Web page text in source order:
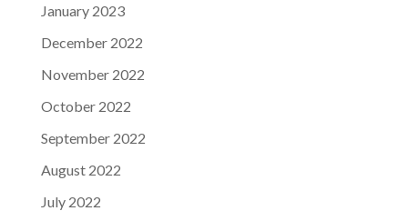
January 2023
December 2022
November 2022
October 2022
September 2022
August 2022
July 2022